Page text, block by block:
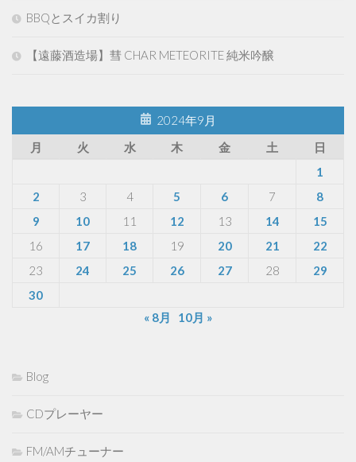
BBQとスイカ割り
【遠藤酒造場】彗 CHAR METEORITE 純米吟醸
2024年9月
月
火 水 木 金 土
日
1
2
3 4 5 6 7
8
9
10 11 12 13 14
15
16
17 18 19 20 21
22
23
24 25 26 27 28
29
30
« 8月
10月 »
Blog
CDプレーヤー
FM/AMチューナー